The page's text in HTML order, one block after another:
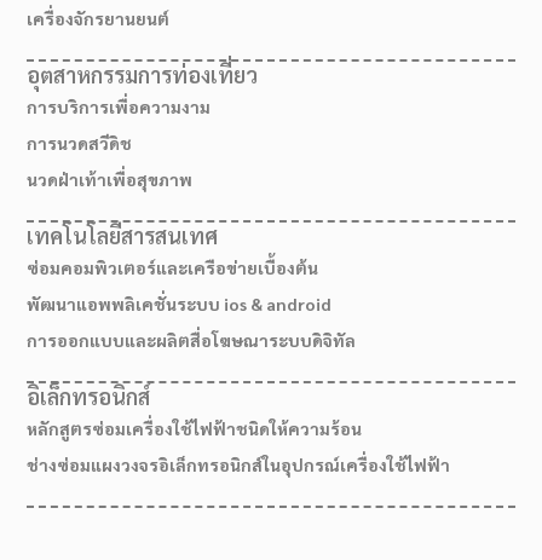
เครื่องจักรยานยนต์
อุตสาหกรรมการท่องเที่ยว
การบริการเพื่อความงาม
การนวดสวีดิช
นวดฝ่าเท้าเพื่อสุขภาพ
เทคโนโลยีสารสนเทศ
ซ่อมคอมพิวเตอร์และเครือข่ายเบื้องต้น
พัฒนาแอพพลิเคชั่นระบบ ios & android
การออกแบบและผลิตสื่อโฆษณาระบบดิจิทัล
อิเล็กทรอนิกส์
หลักสูตรซ่อมเครื่องใช้ไฟฟ้าชนิดให้ความร้อน
ช่างซ่อมแผงวงจรอิเล็กทรอนิกส์ในอุปกรณ์เครื่องใช้ไฟฟ้า